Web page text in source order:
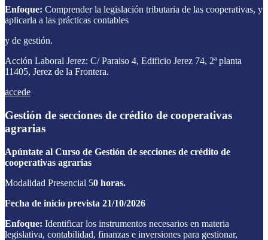
Enfoque: Comprender la legislación tributaria de las cooperativas, y
aplicarla a las prácticas contables
y de gestión.
Acción Laboral Jerez: C/ Paraiso 4, Edificio Jerez 74, 2ª planta
11405, Jerez de la Frontera.
accede
Gestión de secciones de crédito de cooperativas
agrarias
Apúntate al Curso de Gestión de secciones de crédito de
cooperativas agrarias
Modalidad Presencial 50 horas.
Fecha de inicio prevista 21/10/2026
Enfoque: Identificar los instrumentos necesarios en materia
legislativa, contabilidad, finanzas e inversiones para gestionar,